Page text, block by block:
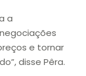
a
e tornar
disse Pêra.